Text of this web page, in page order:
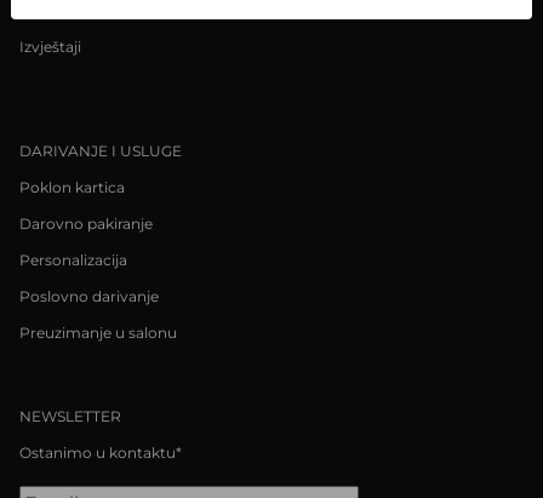
Izvještaji
DARIVANJE I USLUGE
Poklon kartica
Darovno pakiranje
Personalizacija
Poslovno darivanje
Preuzimanje u salonu
NEWSLETTER
Ostanimo u kontaktu*